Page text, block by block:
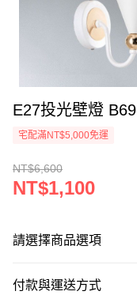
E27投光壁燈
宅配滿NT$5,000免運
NT$6,600
NT$1,100
請選擇商品選項
付款與運送方式